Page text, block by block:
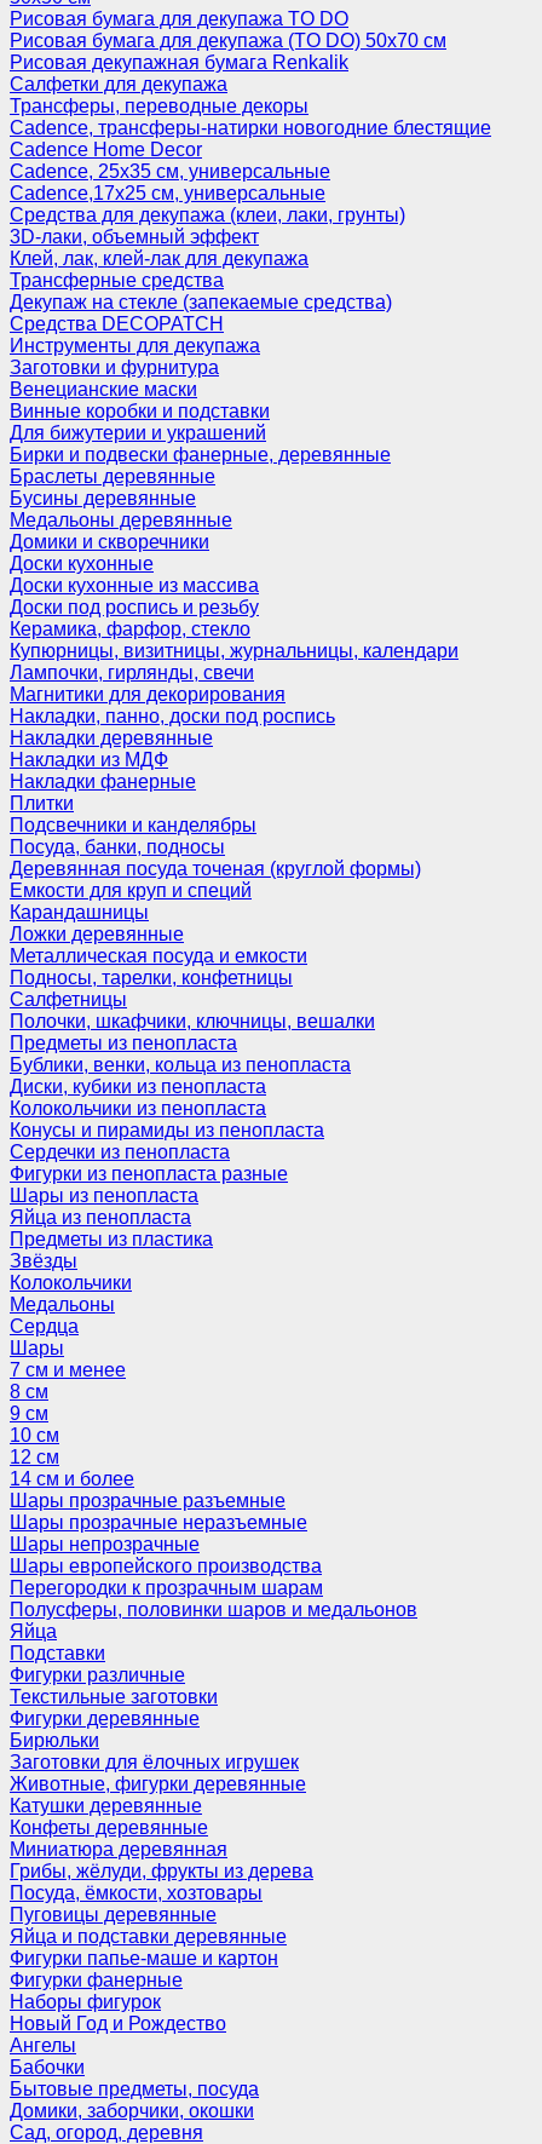
Рисовая бумага для декупажа TO DO
Рисовая бумага для декупажа (TO DO) 50х70 см
Рисовая декупажная бумага Renkalik
Салфетки для декупажа
Трансферы, переводные декоры
Cadence, трансферы-натирки новогодние блестящие
Cadence Home Decor
Cadence, 25х35 см, универсальные
Cadence,17х25 см, универсальные
Средства для декупажа (клеи, лаки, грунты)
3D-лаки, объемный эффект
Клей, лак, клей-лак для декупажа
Трансферные средства
Декупаж на стекле (запекаемые средства)
Средства DECOPATCH
Инструменты для декупажа
Заготовки и фурнитура
Венецианские маски
Винные коробки и подставки
Для бижутерии и украшений
Бирки и подвески фанерные, деревянные
Браслеты деревянные
Бусины деревянные
Медальоны деревянные
Домики и скворечники
Доски кухонные
Доски кухонные из массива
Доски под роспись и резьбу
Керамика, фарфор, стекло
Купюрницы, визитницы, журнальницы, календари
Лампочки, гирлянды, свечи
Магнитики для декорирования
Накладки, панно, доски под роспись
Накладки деревянные
Накладки из МДФ
Накладки фанерные
Плитки
Подсвечники и канделябры
Посуда, банки, подносы
Деревянная посуда точеная (круглой формы)
Емкости для круп и специй
Карандашницы
Ложки деревянные
Металлическая посуда и емкости
Подносы, тарелки, конфетницы
Салфетницы
Полочки, шкафчики, ключницы, вешалки
Предметы из пенопласта
Бублики, венки, кольца из пенопласта
Диски, кубики из пенопласта
Колокольчики из пенопласта
Конусы и пирамиды из пенопласта
Сердечки из пенопласта
Фигурки из пенопласта разные
Шары из пенопласта
Яйца из пенопласта
Предметы из пластика
Звёзды
Колокольчики
Медальоны
Сердца
Шары
7 см и менее
8 см
9 см
10 см
12 см
14 см и более
Шары прозрачные разъемные
Шары прозрачные неразъемные
Шары непрозрачные
Шары европейского производства
Перегородки к прозрачным шарам
Полусферы, половинки шаров и медальонов
Яйца
Подставки
Фигурки различные
Текстильные заготовки
Фигурки деревянные
Бирюльки
Заготовки для ёлочных игрушек
Животные, фигурки деревянные
Катушки деревянные
Конфеты деревянные
Миниатюра деревянная
Грибы, жёлуди, фрукты из дерева
Посуда, ёмкости, хозтовары
Пуговицы деревянные
Яйца и подставки деревянные
Фигурки папье-маше и картон
Фигурки фанерные
Наборы фигурок
Новый Год и Рождество
Ангелы
Бабочки
Бытовые предметы, посуда
Домики, заборчики, окошки
Сад, огород, деревня